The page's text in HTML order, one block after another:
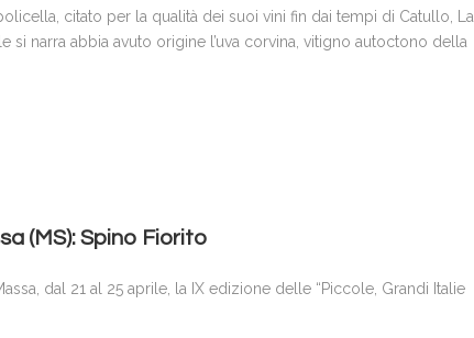
citato per la qualità dei suoi vini fin dai tempi di Catullo, La
si narra abbia avuto origine l’uva corvina, vitigno autoctono della
(MS): Spino Fiorito
dal 21 al 25 aprile, la IX edizione delle “Piccole, Grandi Italie